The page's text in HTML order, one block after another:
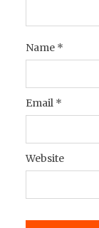
Name *
Email *
Website